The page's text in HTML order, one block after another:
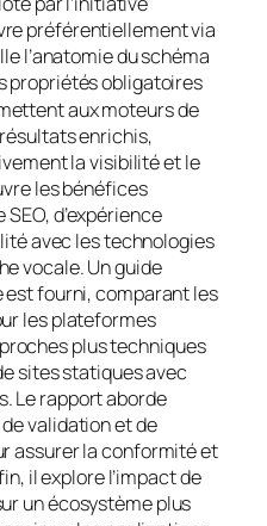
préférentiellement via
l’anatomie du schéma
propriétés obligatoires
aux moteurs de
enrichis,
la visibilité et le
les bénéfices
d’expérience
avec les technologies
vocale. Un guide
fourni, comparant les
les plateformes
plus techniques
sites statiques avec
Le rapport aborde
validation et de
assurer la conformité et
il explore l’impact de
un écosystème plus